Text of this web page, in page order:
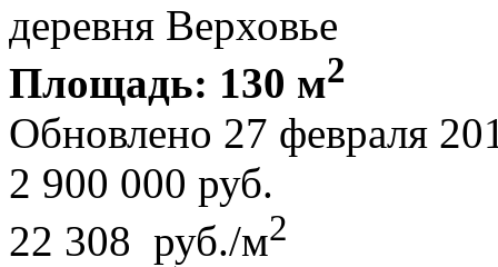
деревня Верховье
Площадь: 130 м2
Обновлено 27 февраля
2 900 000 руб.
22 308 руб./м2